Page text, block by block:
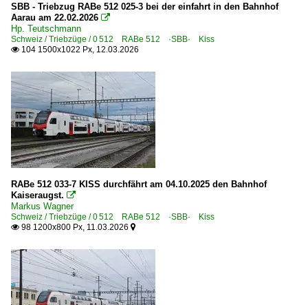
SBB - Triebzug RABe 512 025-3 bei der einfahrt in den Bahnhof
Aarau am 22.02.2026 
Hp. Teutschmann
Schweiz / Triebzüge / 0 512 RABe 512 ·SBB· Kiss
 104 1500x1022 Px, 12.03.2026
RABe 512 033-7 KISS durchfährt am 04.10.2025 den Bahnhof
Kaiseraugst. 
Markus Wagner
Schweiz / Triebzüge / 0 512 RABe 512 ·SBB· Kiss
 98 1200x800 Px, 11.03.2026 